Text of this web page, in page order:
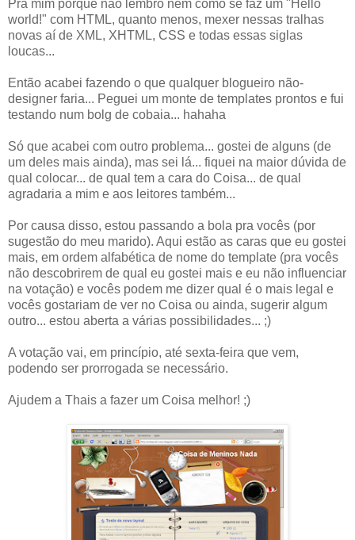
Pra mim porque não lembro nem como se faz um "Hello
world!" com HTML, quanto menos, mexer nessas tralhas
novas aí de XML, XHTML, CSS e todas essas siglas
loucas...
Então acabei fazendo o que qualquer blogueiro não-
designer faria... Peguei um monte de templates prontos e fui
testando num bolg de cobaia... hahaha
Só que acabei com outro problema... gostei de alguns (de
um deles mais ainda), mas sei lá... fiquei na maior dúvida de
qual colocar... de qual tem a cara do Coisa... de qual
agradaria a mim e aos leitores também...
Por causa disso, estou passando a bola pra vocês (por
sugestão do meu marido). Aqui estão as caras que eu gostei
mais, em ordem alfabética de nome do template (pra vocês
não descobrirem de qual eu gostei mais e eu não influenciar
na votação) e vocês podem me dizer qual é o mais legal e
vocês gostariam de ver no Coisa ou ainda, sugerir algum
outro... estou aberta a várias possibilidades... ;)
A votação vai, em princípio, até sexta-feira que vem,
podendo ser prorrogada se necessário.
Ajudem a Thais a fazer um Coisa melhor! ;)